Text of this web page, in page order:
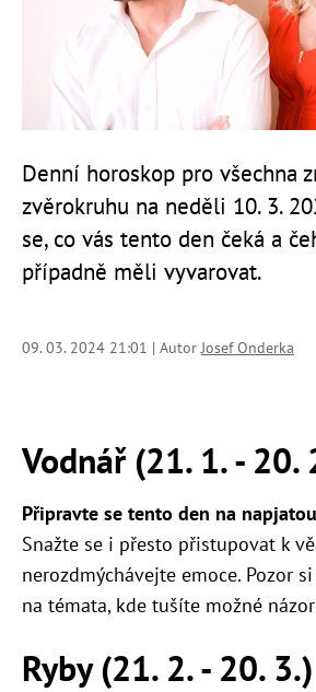
Denní horoskop pro všechna
zvěrokruhu na neděli 10. 3.
se, co vás tento den čeká a
případně měli vyvarovat.
09. 03. 2024 21:01 | AutorJosef Onderka
Vodnář (21. 1. - 20.
Připravte se tento den na
Snažte se i přesto přistupovat k
nerozdmýchávejte emoce. Pozor
na témata, kde tušíte možné
Ryby (21. 2. - 20. 3.)